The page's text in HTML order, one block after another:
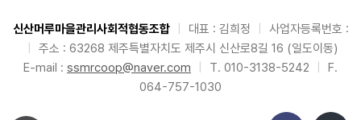
신산머루마을관리사회적협동조합 대표 : 김희정
사업자등록번호 :
주소 : 63268 제주특별자치도 제주시 신산로8길 16 (일도이동)
E-mail : ssmrcoop@naver.com T. 010-3138-5242
F.
064-757-1030